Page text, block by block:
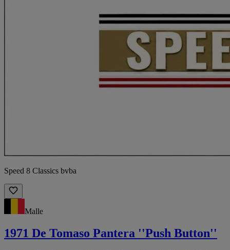
Speed 8 Classics bvba
Malle
1971 De Tomaso Pantera ''Push Button''